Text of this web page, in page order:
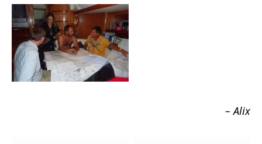
– Alix